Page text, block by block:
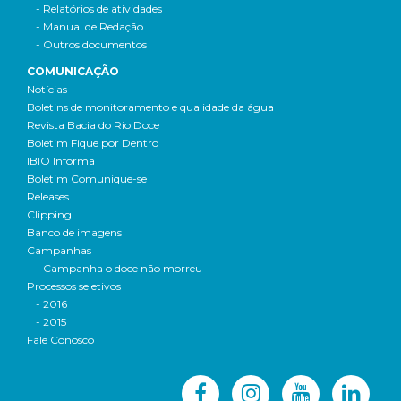
- Relatórios de atividades
- Manual de Redação
- Outros documentos
COMUNICAÇÃO
Notícias
Boletins de monitoramento e qualidade da água
Revista Bacia do Rio Doce
Boletim Fique por Dentro
IBIO Informa
Boletim Comunique-se
Releases
Clipping
Banco de imagens
Campanhas
- Campanha o doce não morreu
Processos seletivos
- 2016
- 2015
Fale Conosco